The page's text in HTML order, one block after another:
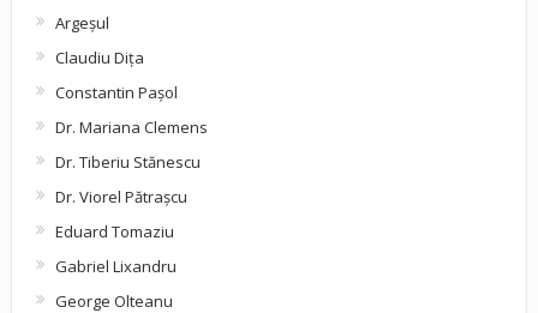
Argeşul
Claudiu Diţa
Constantin Pașol
Dr. Mariana Clemens
Dr. Tiberiu Stănescu
Dr. Viorel Pătraşcu
Eduard Tomaziu
Gabriel Lixandru
George Olteanu